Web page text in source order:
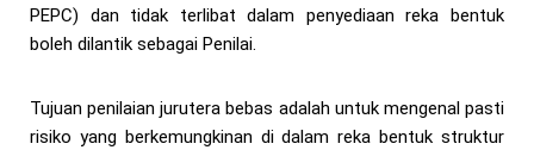
PEPC) dan tidak terlibat dalam penyediaan reka bentuk
boleh dilantik sebagai Penilai.
Tujuan penilaian jurutera bebas adalah untuk mengenal pasti
risiko yang berkemungkinan di dalam reka bentuk struktur